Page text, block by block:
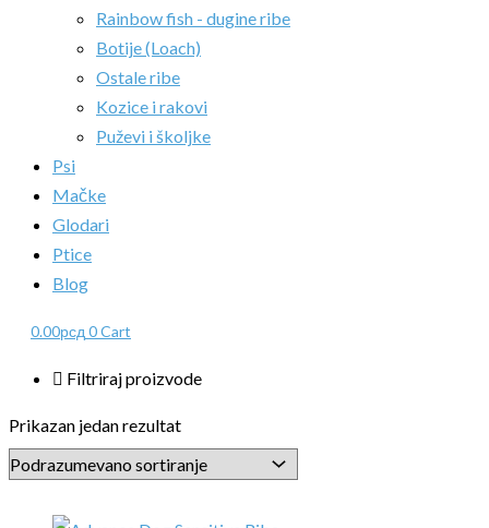
Rainbow fish - dugine ribe
Botije (Loach)
Ostale ribe
Kozice i rakovi
Puževi i školjke
Psi
Mačke
Glodari
Ptice
Blog
0.00рсд 0Cart
Filtriraj proizvode
Prikazan jedan rezultat